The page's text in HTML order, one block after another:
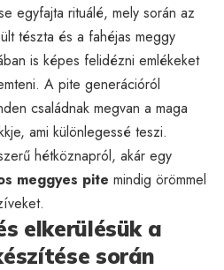
egyfajta rituálé, mely során az
tészta és a fahéjas meggy
is képes felidézni emlékeket
A pite generációról
családnak megvan a maga
ami különlegessé teszi.
hétköznapról, akár egy
meggyes pite mindig örömmel
elkerülésük a
során